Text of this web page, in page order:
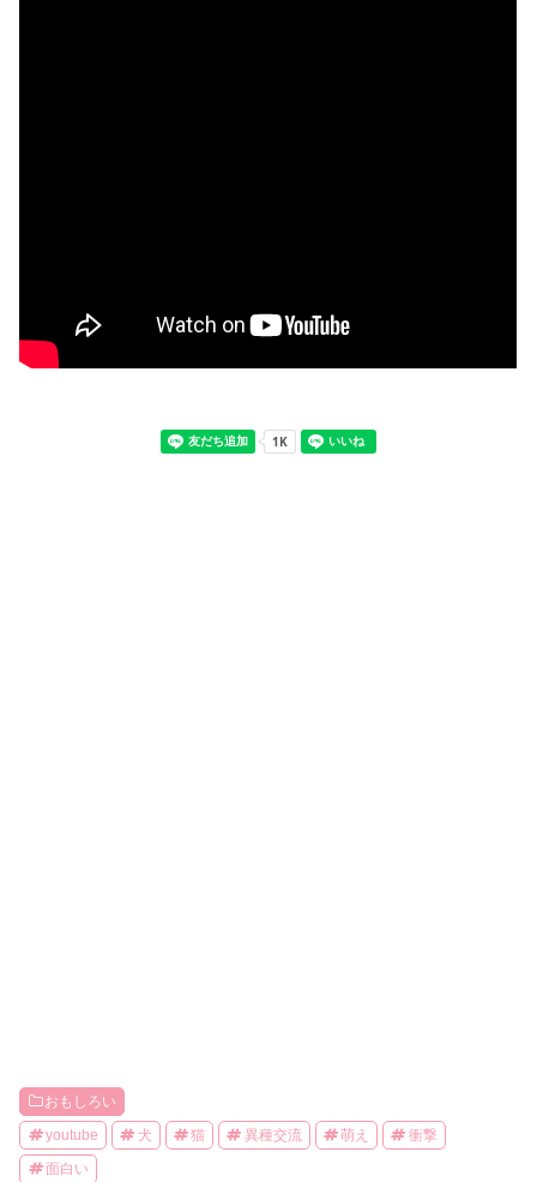
おもしろい
youtube 犬 猫 異種交流 萌え 衝撃
面白い